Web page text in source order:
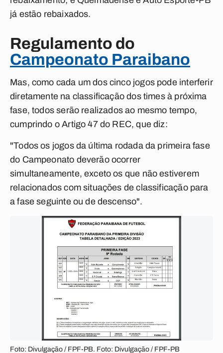
já estão rebaixados.
Regulamento do
Campeonato Paraibano
Mas, como cada um dos cinco jogos pode interferir
diretamente na classificação dos times à próxima
fase, todos serão realizados ao mesmo tempo,
cumprindo o Artigo 47 do REC, que diz:
"Todos os jogos da última rodada da primeira fase
do Campeonato deverão ocorrer
simultaneamente, exceto os que não estiverem
relacionados com situações de classificação para
a fase seguinte ou de descenso".
Foto: Divulgação / FPF-PB. Foto: Divulgação / FPF-PB